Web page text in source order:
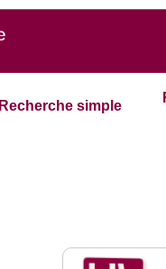
Recherche simple